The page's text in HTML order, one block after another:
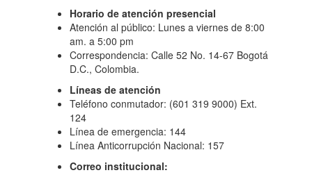
Horario de atención presencial
Atención al público: Lunes a viernes de 8:00
am. a 5:00 pm
Correspondencia: Calle 52 No. 14-67 Bogotá
D.C., Colombia.
Líneas de atención
Teléfono conmutador: (601 319 9000) Ext.
124
Línea de emergencia: 144
Línea Anticorrupción Nacional: 157
Correo institucional: